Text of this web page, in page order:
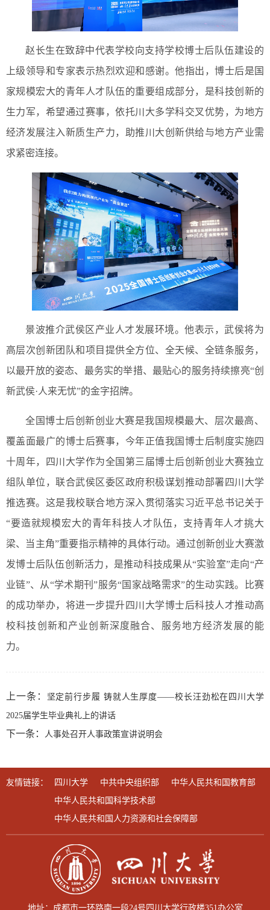
赵长生在致辞中代表学校向支持学校博士后队伍建设的
上级领导和专家表示热烈欢迎和感谢。他指出，博士后是国
家规模宏大的青年人才队伍的重要组成部分，是科技创新的
生力军，希望通过赛事，依托川大多学科交叉优势，为地方
经济发展注入新质生产力，助推川大创新供给与地方产业需
求紧密连接。
景波推介武侯区产业人才发展环境。他表示，武侯将为
高层次创新团队和项目提供全方位、全天候、全链条服务，
以最开放的姿态、最务实的举措、最贴心的服务持续擦亮“创
新武侯·人来无忧”的金字招牌。
全国博士后创新创业大赛是我国规模最大、层次最高、
覆盖面最广的博士后赛事，今年正值我国博士后制度实施四
十周年，四川大学作为全国第三届博士后创新创业大赛独立
组队单位，联合武侯区委区政府积极谋划推动部署四川大学
推选赛。这是我校联合地方深入贯彻落实习近平总书记关于
“要造就规模宏大的青年科技人才队伍，支持青年人才挑大
梁、当主角”重要指示精神的具体行动。通过创新创业大赛激
发博士后队伍创新活力，是推动科技成果从“实验室”走向“产
业链”、从“学术期刊”服务“国家战略需求”的生动实践。比赛
的成功举办，将进一步提升四川大学博士后科技人才推动高
校科技创新和产业创新深度融合、服务地方经济发展的能
力。
上一条： 坚定前行步履 铸就人生厚度——校长汪劲松在四川大学
2025届学生毕业典礼上的讲话
下一条： 人事处召开人事政策宣讲说明会
友情链接： 四川大学 中共中央组织部
中华人民共和国教育部
中华人民共和国科学技术部
中华人民共和国人力资源和社会保障部
地址：成都市一环路南一段24号四川大学行政楼351办公室